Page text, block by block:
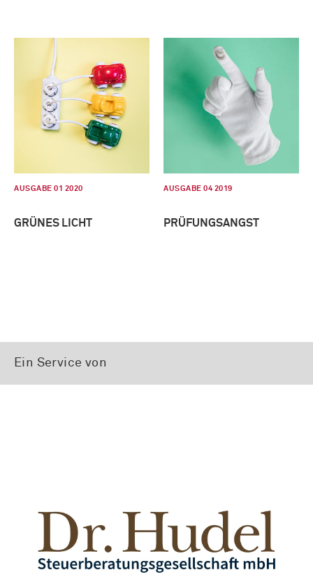
AUSGABE 01 2020
GRÜNES LICHT
AUSGABE 04 2019
PRÜFUNGSANGST
Ein Service von